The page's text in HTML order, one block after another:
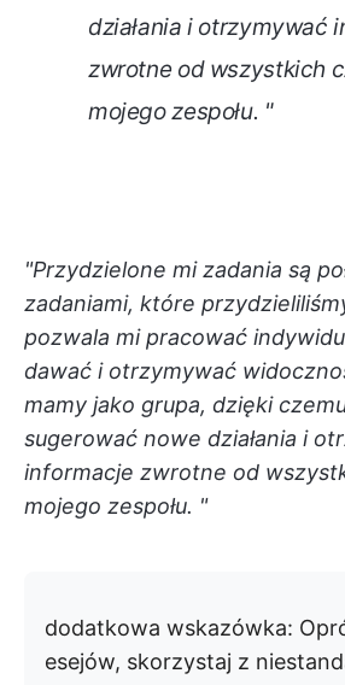
działania i otrzymywać
zwrotne od wszystkich
mojego zespołu. "
"Przydzielone mi zadania są
zadaniami, które
pozwala mi pracować
dawać i otrzymywać
mamy jako grupa, dzięki
sugerować nowe działania i
informacje zwrotne od
mojego zespołu. "
dodatkowa wskazówka:
esejów, skorzystaj z